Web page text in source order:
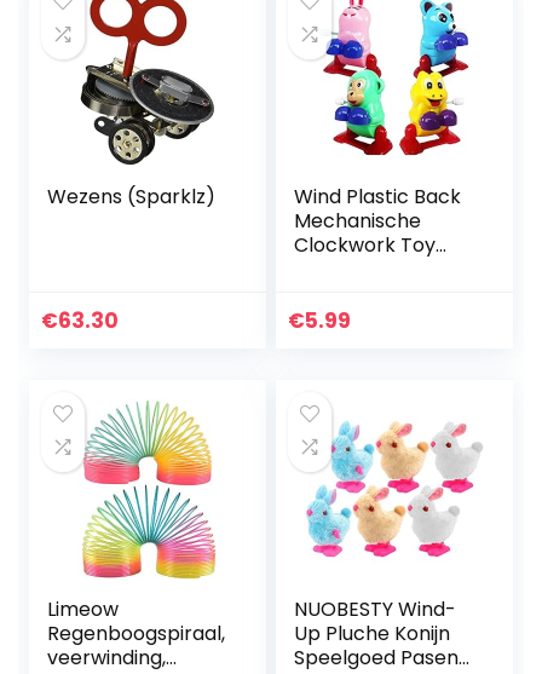
Wezens (Sparklz)
€63.30
Wind Plastic Back
Mechanische
Clockwork Toy
€5.99
Limeow
Regenboogspiraal,
veerwinding,
NUOBESTY Wind-
Up Pluche Konijn
Speelgoed Pasen